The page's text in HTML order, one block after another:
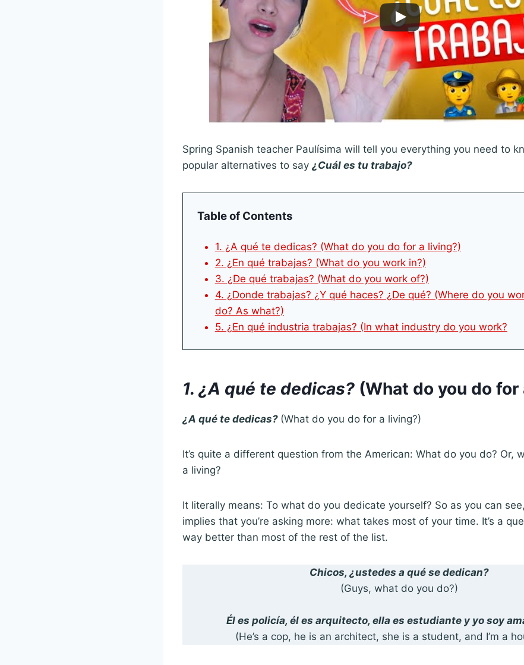
Spring Spanish teacher Paulísima will tell you everything you need to
popular alternatives to say ¿Cuál es tu trabajo?
Table of Contents
1. ¿A qué te dedicas? (What do you do for a living?)
2. ¿En qué trabajas? (What do you work in?)
3. ¿De qué trabajas? (What do you work of?)
4. ¿Donde trabajas? ¿Y qué haces? ¿De qué? (Where do you
do? As what?)
5. ¿En qué industria trabajas? (In what industry do you work?
1. ¿A qué te dedicas? (What do you do for
¿A qué te dedicas? (What do you do for a living?)
It’s quite a different question from the American: What do you do? Or,
a living?
It literally means: To what do you dedicate yourself? So as you can
implies that you’re asking more: what takes most of your time. It’s a
way better than most of the rest of the list.
Chicos, ¿ustedes a qué se dedican?
(Guys, what do you do?)
Él es policía, él es arquitecto, ella es estudiante y yo soy
(He’s a cop, he is an architect, she is a student, and I’m a